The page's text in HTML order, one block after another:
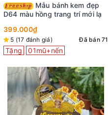
Mẫu bánh kem đẹp
D64 màu hồng trang trí mới lạ
399.000₫
5 (17 đánh giá) Đã bán 71
Tặng 01mũ+nến